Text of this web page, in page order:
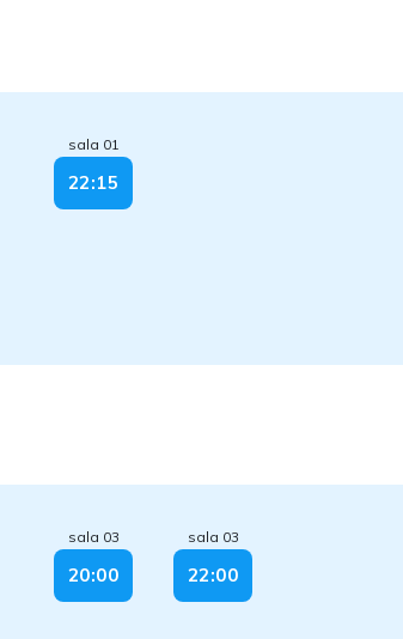
sala 01
22:15
sala 03
20:00
sala 03
22:00